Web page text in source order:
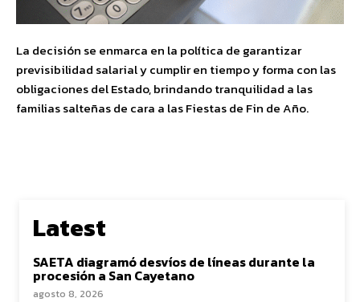
La decisión se enmarca en la política de garantizar
previsibilidad salarial y cumplir en tiempo y forma con las
obligaciones del Estado, brindando tranquilidad a las
familias salteñas de cara a las Fiestas de Fin de Año.
Latest
SAETA diagramó desvíos de líneas durante la
procesión a San Cayetano
agosto 8, 2026